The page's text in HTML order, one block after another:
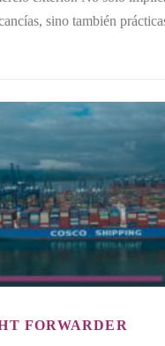
sino también
FORWARDER